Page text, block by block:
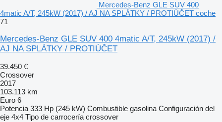
Mercedes-Benz GLE SUV 400
4matic A/T, 245kW (2017) / AJ NA SPLÁTKY / PROTIÚČET coche
71
Mercedes-Benz GLE SUV 400 4matic A/T, 245kW (2017) /
AJ NA SPLÁTKY / PROTIÚČET
39.450 €
Crossover
2017
103.113 km
Euro 6
Potencia 333 Hp (245 kW) Combustible gasolina Configuración del
eje 4x4 Tipo de carrocería crossover